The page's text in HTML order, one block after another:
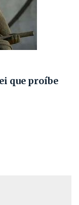
que proíbe